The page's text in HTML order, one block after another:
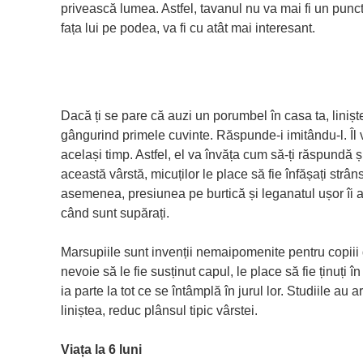
privească lumea. Astfel, tavanul nu va mai fi un
fața lui pe podea, va fi cu atât mai interesant.
Dacă ți se pare că auzi un porumbel în casa ta,
gângurind primele cuvinte. Răspunde-i imitându-l. Îl
același timp. Astfel, el va învăța cum să-ți răspundă
această vârstă, micuților le place să fie înfășați
asemenea, presiunea pe burtică și leganatul ușor îi
când sunt supărați.
Marsupiile sunt invenții nemaipomenite pentru
nevoie să le fie susținut capul, le place să fie ținuți
ia parte la tot ce se întâmplă în jurul lor. Studiile au
liniștea, reduc plânsul tipic vârstei.
Viața la 6 luni